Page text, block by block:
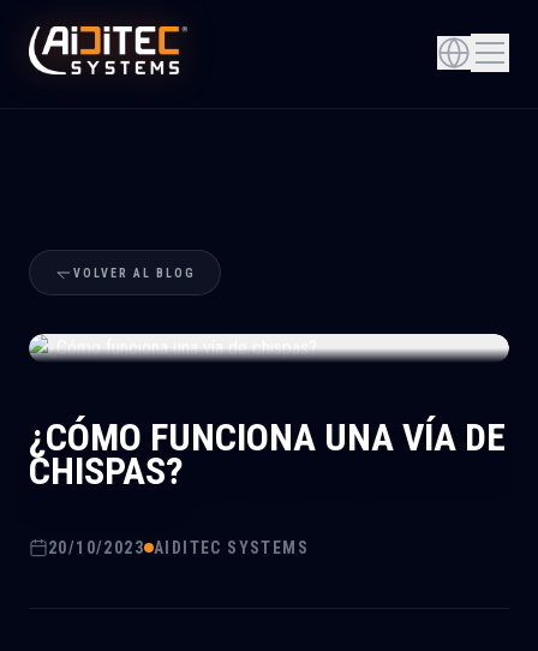
VOLVER AL BLOG
+
¿CÓMO FUNCIONA UNA VÍA DE
CHISPAS?
20/10/2023 AIDITEC SYSTEMS